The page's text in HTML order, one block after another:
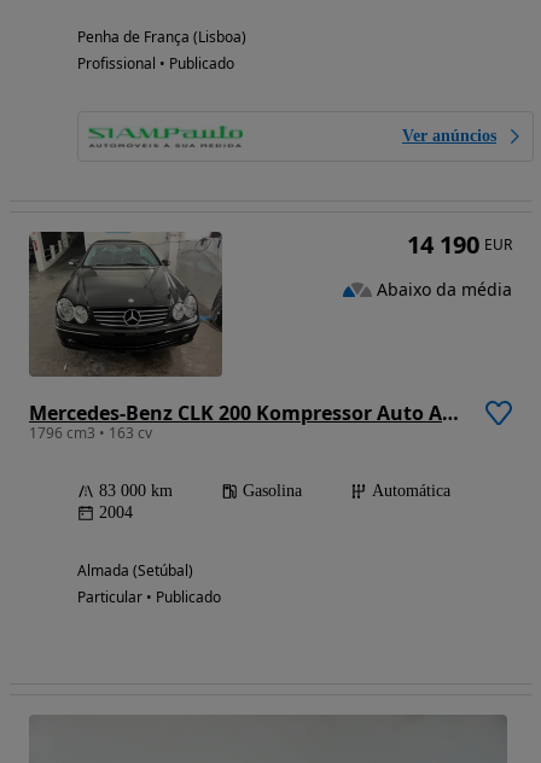
Penha de França (Lisboa)
Profissional • Publicado
Ver anúncios
Mercedes-Benz CLK 200 Kompressor Auto Avantgarde
1796 cm3 • 163 cv
83 000 km Gasolina
Automática
2004
Almada (Setúbal)
Particular • Publicado
14 190 EUR
Abaixo da média